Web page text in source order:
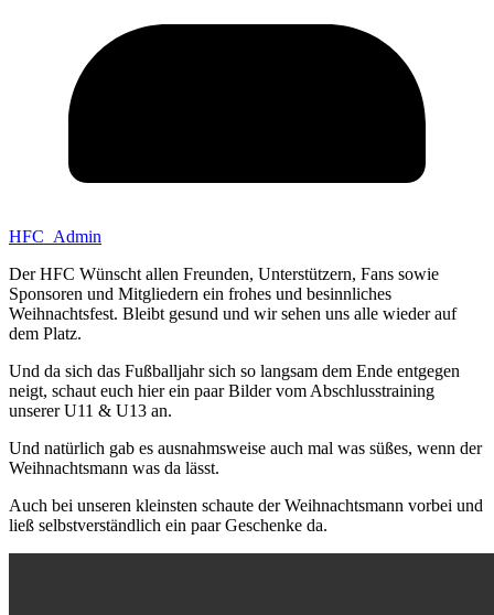
HFC_Admin
Der HFC Wünscht allen Freunden, Unterstützern, Fans sowie
Sponsoren und Mitgliedern ein frohes und besinnliches
Weihnachtsfest. Bleibt gesund und wir sehen uns alle wieder auf
dem Platz.
Und da sich das Fußballjahr sich so langsam dem Ende entgegen
neigt, schaut euch hier ein paar Bilder vom Abschlusstraining
unserer U11 & U13 an.
Und natürlich gab es ausnahmsweise auch mal was süßes, wenn der
Weihnachtsmann was da lässt.
Auch bei unseren kleinsten schaute der Weihnachtsmann vorbei und
ließ selbstverständlich ein paar Geschenke da.